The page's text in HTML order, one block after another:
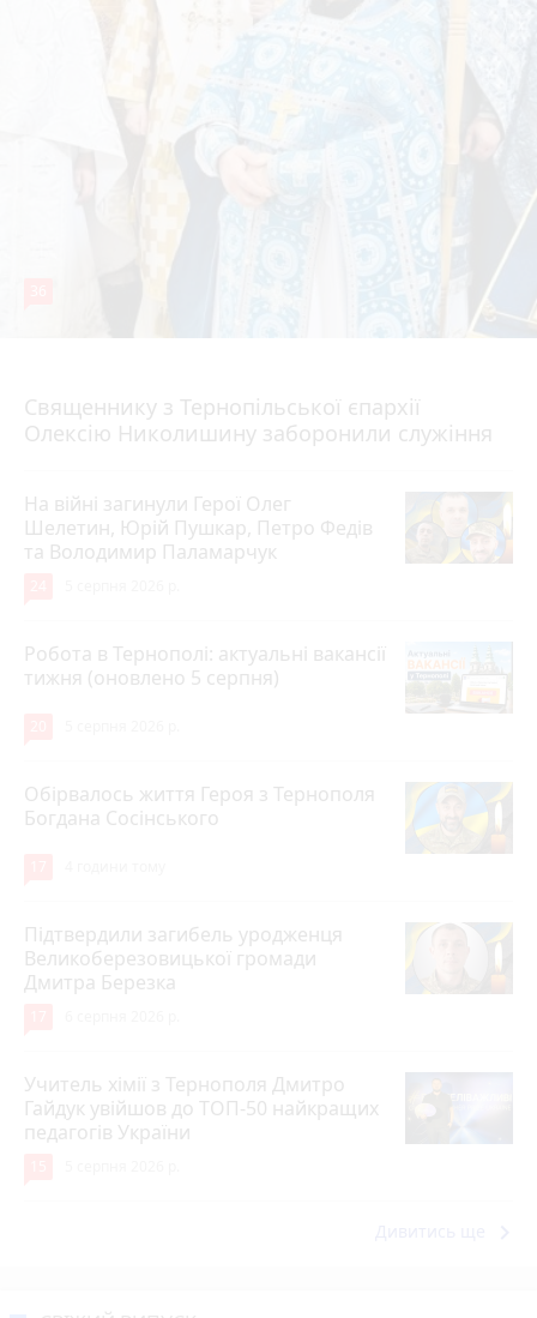
Священнику з Тернопільської єпархії
Олексію Николишину заборонили служіння
На війні загинули Герої Олег
Шелетин, Юрій Пушкар, Петро Федів
та Володимир Паламарчук
Робота в Тернополі: актуальні вакансії
тижня (оновлено 5 серпня)
Обірвалось життя Героя з Тернополя
Богдана Сосінського
Підтвердили загибель уродженця
Великоберезовицької громади
Дмитра Березка
Учитель хімії з Тернополя Дмитро
Гайдук увійшов до ТОП-50 найкращих
педагогів України